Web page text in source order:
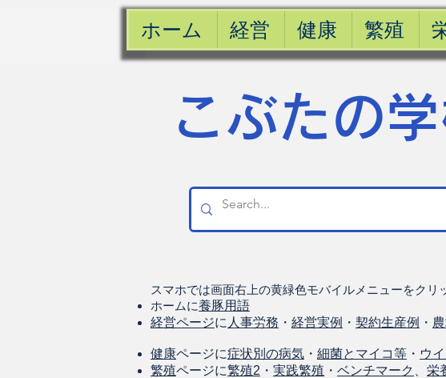
ホーム 経営 健康 繁殖
こぶたの
スマホでは画面右上の黄緑色モバイルメニューをク
ホームに養豚用語
経営ページに 人事労務 ・ 経営実例 ・ 契約生産例 ・
健康ページに症状別の病気 ・ 細菌とマイコ等 ・ ウ
繁殖ページに繁殖2 ・ 実践繁殖 ・ ベンチマーク 栄